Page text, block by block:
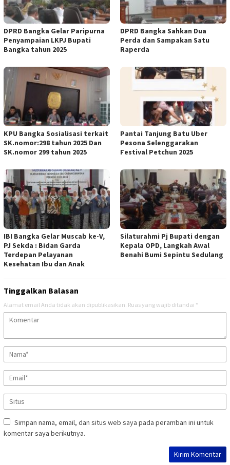
DPRD Bangka Gelar Paripurna
Penyampaian LKPJ Bupati
Bangka tahun 2025
DPRD Bangka Sahkan Dua
Perda dan Sampakan Satu
Raperda
KPU Bangka Sosialisasi terkait
SK.nomor:298 tahun 2025 Dan
SK.nomor 299 tahun 2025
Pantai Tanjung Batu Uber
Pesona Selenggarakan
Festival Petchun 2025
IBI Bangka Gelar Muscab ke-V,
PJ Sekda : Bidan Garda
Terdepan Pelayanan
Kesehatan Ibu dan Anak
Silaturahmi Pj Bupati dengan
Kepala OPD, Langkah Awal
Benahi Bumi Sepintu Sedulang
Tinggalkan Balasan
Alamat email Anda tidak akan dipublikasikan. Ruas yang wajib ditandai *
Simpan nama, email, dan situs web saya pada peramban ini untuk
komentar saya berikutnya.